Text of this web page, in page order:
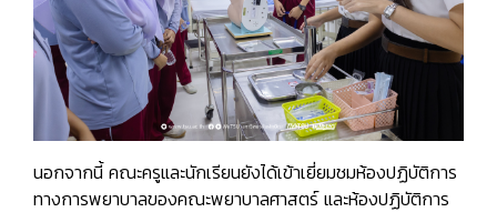
นอกจากนี้ คณะครูและนักเรียนยังได้เข้าเยี่ยมชมห้องปฏิบัติการ
ทางการพยาบาลของคณะพยาบาลศาสตร์ และห้องปฏิบัติการ